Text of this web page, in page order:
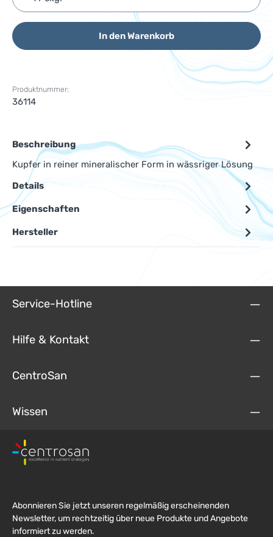
In den Warenkorb
Produktnummer:
36114
Beschreibung
Kupfer in reiner mineralischer Form in wässriger Lösung
Details
Eigenschaften
Hersteller
Service-Hotline
Hilfe & Kontakt
CentroSan
Wissen
Abonnieren Sie jetzt unseren regelmäßig erscheinenden
Newsletter, um rechtzeitig über neue Produkte und Angebote
informiert zu werden.